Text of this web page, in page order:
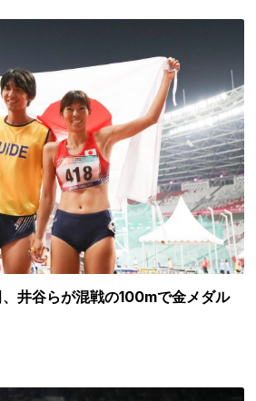
、井谷らが混戦の100mで金メダル